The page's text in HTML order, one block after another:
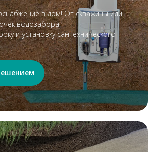
в дом! От скважины или
водозабора.
и установку сантехнического